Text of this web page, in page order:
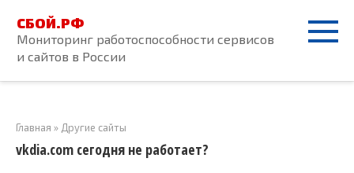
контенту
СБОЙ.РФ
Мониторинг работоспособности сервисов
и сайтов в России
Главная » Другие сайты
vkdia.com сегодня не работает?